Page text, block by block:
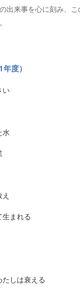
出来事を心に刻み、
度）
い
水
まれる
しは衰える